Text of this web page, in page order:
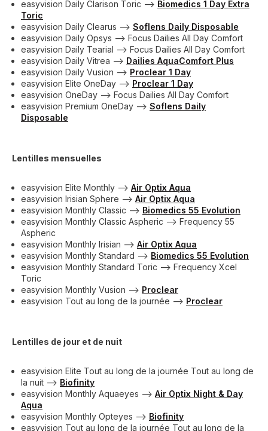
easyvision Daily Clarison Toric --> Biomedics 1 Day Extra
Toric
easyvision Daily Clearus --> Soflens Daily Disposable
easyvision Daily Opsys --> Focus Dailies All Day Comfort
easyvision Daily Tearial --> Focus Dailies All Day Comfort
easyvision Daily Vitrea --> Dailies AquaComfort Plus
easyvision Daily Vusion --> Proclear 1 Day
easyvision Elite OneDay --> Proclear 1 Day
easyvision OneDay --> Focus Dailies All Day Comfort
easyvision Premium OneDay --> Soflens Daily
Disposable
Lentilles mensuelles
easyvision Elite Monthly --> Air Optix Aqua
easyvision Irisian Sphere —> Air Optix Aqua
easyvision Monthly Classic —> Biomedics 55 Evolution
easyvision Monthly Classic Aspheric --> Frequency 55
Aspheric
easyvision Monthly Irisian --> Air Optix Aqua
easyvision Monthly Standard --> Biomedics 55 Evolution
easyvision Monthly Standard Toric --> Frequency Xcel
Toric
easyvision Monthly Vusion --> Proclear
easyvision Tout au long de la journée --> Proclear
Lentilles de jour et de nuit
easyvision Elite Tout au long de la journée Tout au long de
la nuit --> Biofinity
easyvision Monthly Aquaeyes --> Air Optix Night & Day
Aqua
easyvision Monthly Opteyes --> Biofinity
easyvision Tout au long de la journée Tout au long de la